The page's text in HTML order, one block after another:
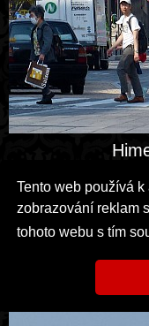
Tento web používá
zobrazování reklam
tohoto webu s tím